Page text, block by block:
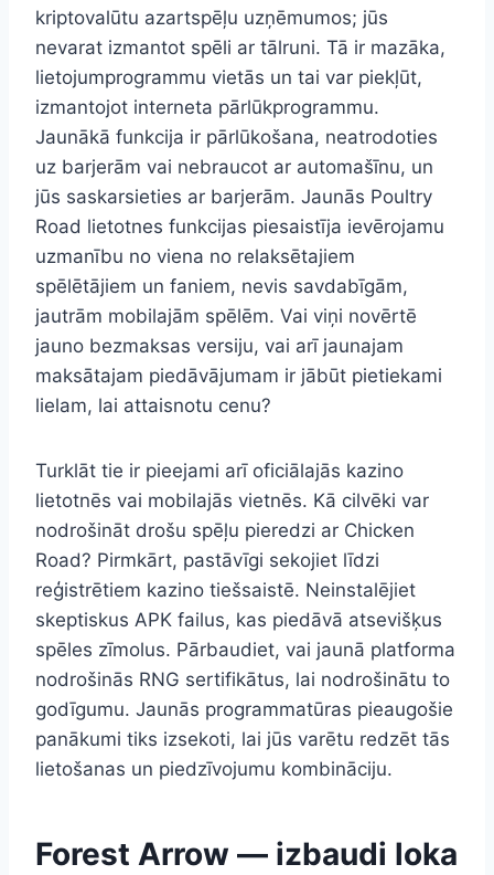
kriptovalūtu azartspēļu uzņēmumos; jūs
nevarat izmantot spēli ar tālruni. Tā ir mazāka,
lietojumprogrammu vietās un tai var piekļūt,
izmantojot interneta pārlūkprogrammu.
Jaunākā funkcija ir pārlūkošana, neatrodoties
uz barjerām vai nebraucot ar automašīnu, un
jūs saskarsieties ar barjerām. Jaunās Poultry
Road lietotnes funkcijas piesaistīja ievērojamu
uzmanību no viena no relaksētajiem
spēlētājiem un faniem, nevis savdabīgām,
jautrām mobilajām spēlēm. Vai viņi novērtē
jauno bezmaksas versiju, vai arī jaunajam
maksātajam piedāvājumam ir jābūt pietiekami
lielam, lai attaisnotu cenu?
Turklāt tie ir pieejami arī oficiālajās kazino
lietotnēs vai mobilajās vietnēs. Kā cilvēki var
nodrošināt drošu spēļu pieredzi ar Chicken
Road? Pirmkārt, pastāvīgi sekojiet līdzi
reģistrētiem kazino tiešsaistē. Neinstalējiet
skeptiskus APK failus, kas piedāvā atsevišķus
spēles zīmolus. Pārbaudiet, vai jaunā platforma
nodrošinās RNG sertifikātus, lai nodrošinātu to
godīgumu. Jaunās programmatūras pieaugošie
panākumi tiks izsekoti, lai jūs varētu redzēt tās
lietošanas un piedzīvojumu kombināciju.
Forest Arrow — izbaudi loka